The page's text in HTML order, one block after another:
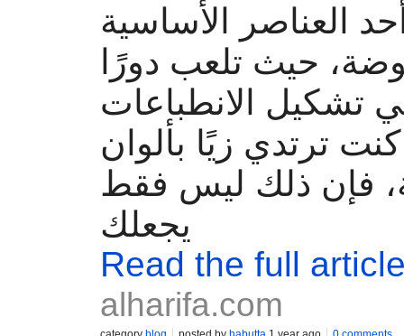
العناصر الأساسية
حيث تلعب دورًا
تشكيل الانطباعات
كنت ترتدي زيًا بألوان
فإن ذلك ليس فقط
يجعلك
Read the full
alharifa.com